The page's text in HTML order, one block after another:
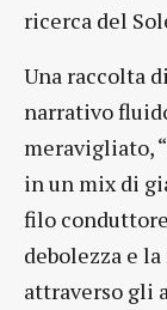
ricerca del
Una raccolta
narrativo
meravigliato,
in un mix di
filo conduttore
debolezza e
attraverso gli